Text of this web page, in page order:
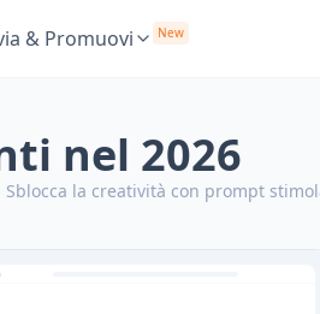
& Promuovi New
nel 2026
Sblocca la creatività con prompt